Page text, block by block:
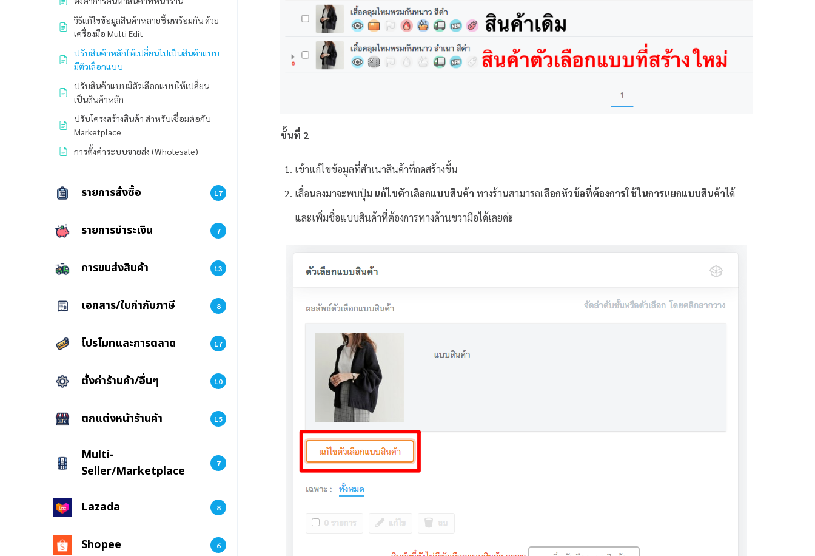
วิธีแก้ไขข้อมูลสินค้าหลายชิ้นพร้อมกัน ด้วย
เครื่องมือ Multi Edit
ปรับสินค้าหลักให้เปลี่ยนไปเป็นสินค้าแบบ
มีตัวเลือกแบบ
ปรับสินค้าแบบมีตัวเลือกแบบให้เปลี่ยน
เป็นสินค้าหลัก
ปรับโครงสร้างสินค้า สำหรับเชื่อมต่อกับ
Marketplace
การตั้งค่าระบบขายส่ง (Wholesale)
รายการสั่งซื้อ 17
รายการชำระเงิน 7
การขนส่งสินค้า 13
เอกสาร/ใบกำกับภาษี 8
โปรโมทและการตลาด 17
ตั้งค่าร้านค้า/อื่นๆ 10
ตกแต่งหน้าร้านค้า 15
Multi-
Seller/Marketplace
7
Lazada 8
Shopee 6
ขั้นที่ 2
เข้าแก้ไขข้อมูลที่สำเนาสินค้าที่กดสร้างขึ้น
เลื่อนลงมาจะพบปุ่ม แก้ไขตัวเลือกแบบสินค้า ทางร้านสามารถเลือกหัวข้อที่ต้องการใช้ในการแยกแบบสินค้าได้
และเพิ่มชื่อแบบสินค้าที่ต้องการทางด้านขวามือได้เลยค่ะ